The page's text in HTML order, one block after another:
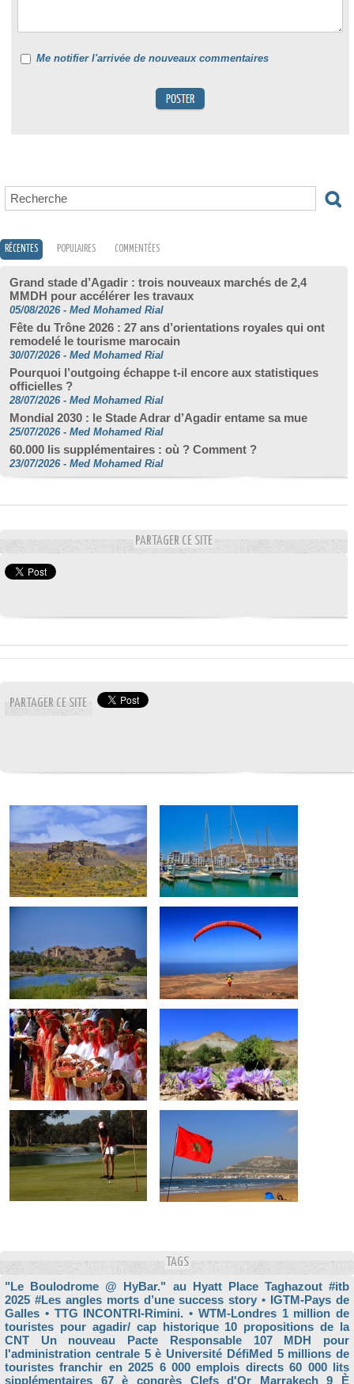
Me notifier l'arrivée de nouveaux commentaires
RÉCENTES POPULAIRES COMMENTÉES
Grand stade d’Agadir : trois nouveaux marchés de 2,4
MMDH pour accélérer les travaux
05/08/2026 - Med Mohamed Rial
Fête du Trône 2026 : 27 ans d’orientations royales qui ont
remodelé le tourisme marocain
30/07/2026 - Med Mohamed Rial
Pourquoi l’outgoing échappe t-il encore aux statistiques
officielles ?
28/07/2026 - Med Mohamed Rial
Mondial 2030 : le Stade Adrar d’Agadir entame sa mue
25/07/2026 - Med Mohamed Rial
60.000 lis supplémentaires : où ? Comment ?
23/07/2026 - Med Mohamed Rial
PARTAGER CE SITE
PARTAGER CE SITE
TAGS
"Le Boulodrome @ HyBar." au Hyatt Place Taghazout #itb
2025 #Les angles morts d’une success story • IGTM-Pays de
Galles • TTG INCONTRI-Rimini. • WTM-Londres 1 million de
touristes pour agadir/ cap historique 10 propositions de la
CNT Un nouveau Pacte Responsable
107 MDH pour
l'administration centrale 5 è Université DéfiMed 5 millions de
touristes franchir en 2025 6 000 emplois directs 60 000 lits
sipplémentaires
67 è congrès Clefs d'Or Marrakech 9 È